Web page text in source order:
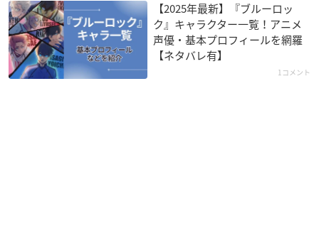
【2025年最新】『ブルーロッ
ク』キャラクター一覧！アニメ
声優・基本プロフィールを網羅
【ネタバレ有】
1コメント